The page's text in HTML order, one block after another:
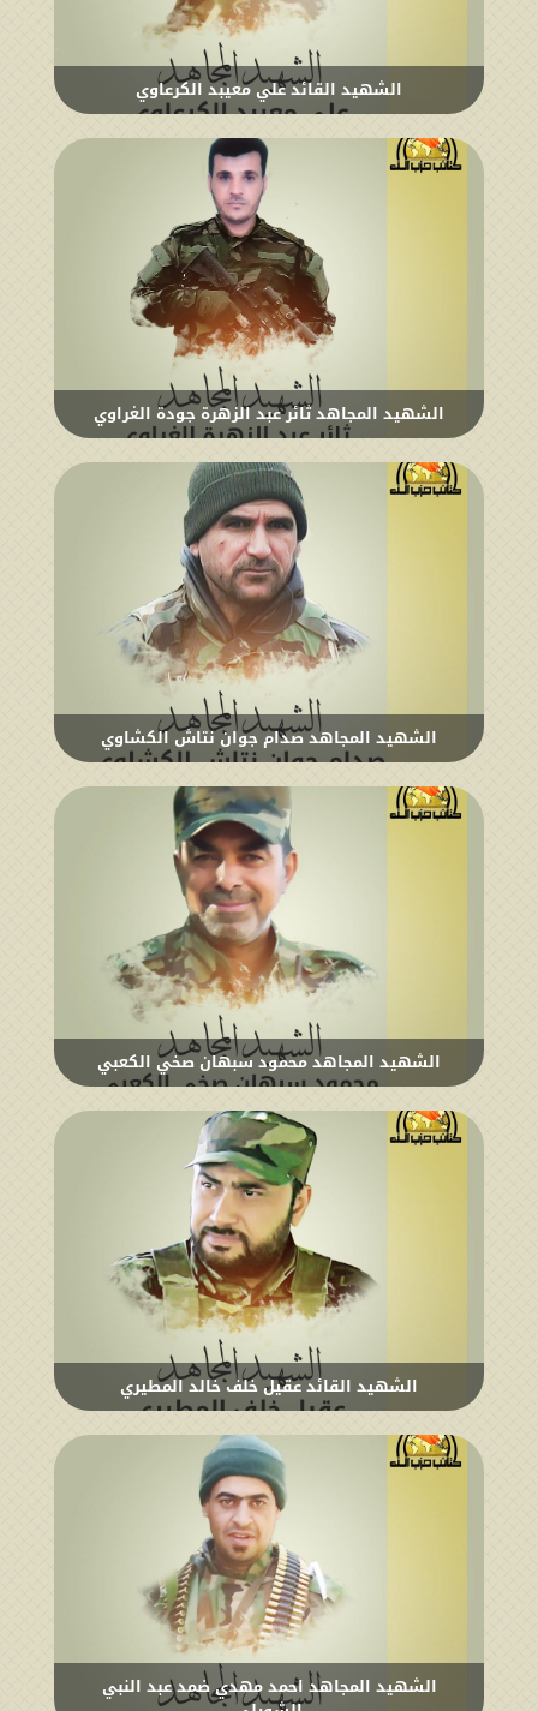
الشهيد القائد علي معيبد الكرعاوي
الشهيد المجاهد ثائر عبد الزهرة جودة الغراوي
الشهيد المجاهد صدام جوان نتاش الكشاوي
الشهيد المجاهد محمود سبهان صخي الكعبي
الشهيد القائد عقيل خلف خالد المطيري
الشهيد المجاهد احمد مهدي ضمد عبد النبي